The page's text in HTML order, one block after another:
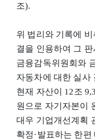
조).
위 법리와 기록에
결을 인용하여 그
금융감독위원회와
자동차에 대한 실사
현재 자산이 12조
원으로 자기자본이
대우 기업개선계획
확정·발표하는 한